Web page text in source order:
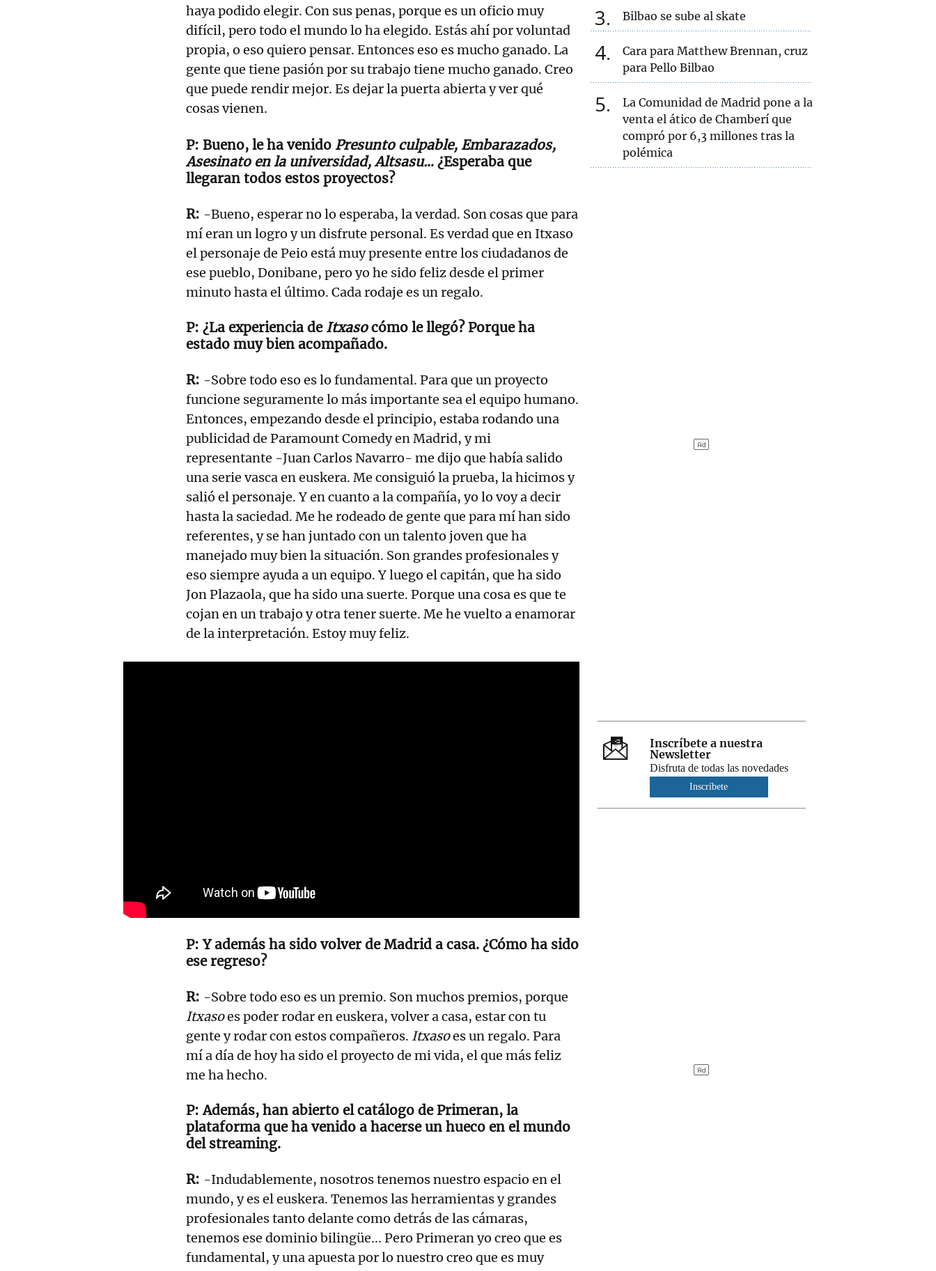
haya podido elegir. Con sus penas, porque es un oficio muy
difícil, pero todo el mundo lo ha elegido. Estás ahí por voluntad
propia, o eso quiero pensar. Entonces eso es mucho ganado. La
gente que tiene pasión por su trabajo tiene mucho ganado. Creo
que puede rendir mejor. Es dejar la puerta abierta y ver qué
cosas vienen.
Bueno, le ha venido Presunto culpable, Embarazados,
Asesinato en la universidad, Altsasu... ¿Esperaba que
llegaran todos estos proyectos?
-Bueno, esperar no lo esperaba, la verdad. Son cosas que para
mí eran un logro y un disfrute personal. Es verdad que en Itxaso
el personaje de Peio está muy presente entre los ciudadanos de
ese pueblo, Donibane, pero yo he sido feliz desde el primer
minuto hasta el último. Cada rodaje es un regalo.
¿La experiencia de Itxasocómo le llegó? Porque ha
estado muy bien acompañado.
-Sobre todo eso es lo fundamental. Para que un proyecto
funcione seguramente lo más importante sea el equipo humano.
Entonces, empezando desde el principio, estaba rodando una
publicidad de Paramount Comedy en Madrid, y mi
representante -Juan Carlos Navarro- me dijo que había salido
una serie vasca en euskera. Me consiguió la prueba, la hicimos y
salió el personaje. Y en cuanto a la compañía, yo lo voy a decir
hasta la saciedad. Me he rodeado de gente que para mí han sido
referentes, y se han juntado con un talento joven que ha
manejado muy bien la situación. Son grandes profesionales y
eso siempre ayuda a un equipo. Y luego el capitán, que ha sido
Jon Plazaola, que ha sido una suerte. Porque una cosa es que te
cojan en un trabajo y otra tener suerte. Me he vuelto a enamorar
de la interpretación. Estoy muy feliz.
Y además ha sido volver de Madrid a casa. ¿Cómo ha sido
ese regreso?
-Sobre todo eso es un premio. Son muchos premios, porque
Itxasoes poder rodar en euskera, volver a casa, estar con tu
gente y rodar con estos compañeros. Itxasoes un regalo. Para
mí a día de hoy ha sido el proyecto de mi vida, el que más feliz
me ha hecho.
Además, han abierto el catálogo de Primeran, la
plataforma que ha venido a hacerse un hueco en el mundo
del streaming.
-Indudablemente, nosotros tenemos nuestro espacio en el
mundo, y es el euskera. Tenemos las herramientas y grandes
profesionales tanto delante como detrás de las cámaras,
tenemos ese dominio bilingüe... Pero Primeran yo creo que es
fundamental, y una apuesta por lo nuestro creo que es muy
3 Bilbao se sube al skate
4
Cara para Matthew Brennan, cruz
para Pello Bilbao
5
La Comunidad de Madrid pone a la
venta el ático de Chamberí que
compró por 6,3 millones tras la
polémica
Inscríbete a nuestra
Newsletter
Disfruta de todas las novedades
Inscríbete